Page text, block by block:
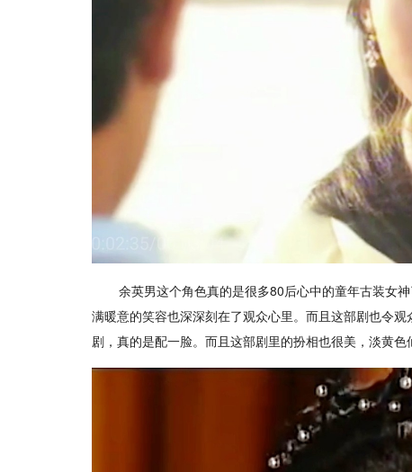
余英男这个角色真的是很多80后心中的童年古装女
满暖意的笑容也深深刻在了观众心里。而且这部剧也令
剧，真的是配一脸。而且这部剧里的扮相也很美，淡黄色